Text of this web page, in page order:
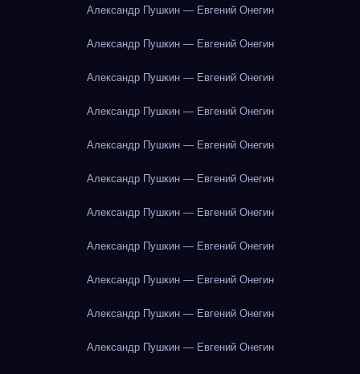
Александр Пушкин — Евгений Онегин
Александр Пушкин — Евгений Онегин
Александр Пушкин — Евгений Онегин
Александр Пушкин — Евгений Онегин
Александр Пушкин — Евгений Онегин
Александр Пушкин — Евгений Онегин
Александр Пушкин — Евгений Онегин
Александр Пушкин — Евгений Онегин
Александр Пушкин — Евгений Онегин
Александр Пушкин — Евгений Онегин
Александр Пушкин — Евгений Онегин